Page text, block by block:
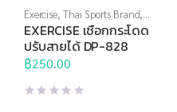
Exercise, Thai Sports Brand,
อุปกรณ์บริหารกาย,เชือก
กระโดด
EXERCISE เชือกกระโดด
ปรับสายได้ DP-828
฿250.00